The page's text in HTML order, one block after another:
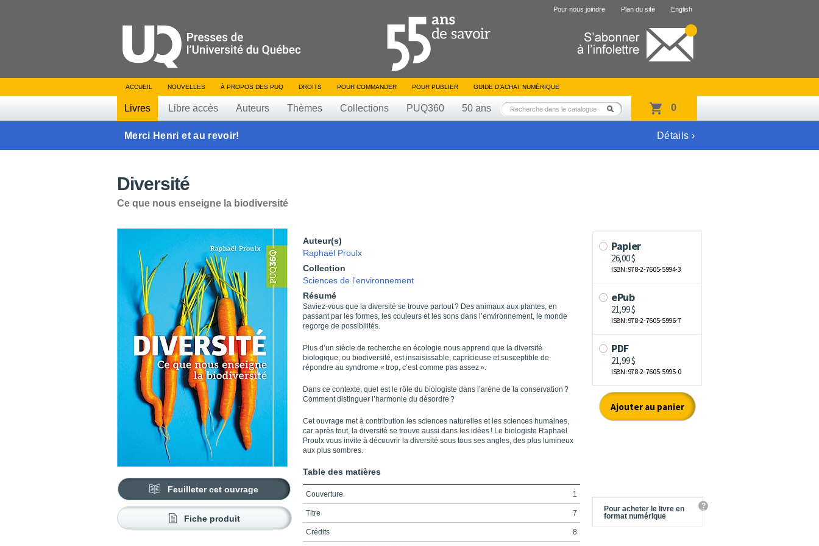
Pour nous joindre Plan du site English
ACCUEIL NOUVELLES À PROPOS DES PUQ DROITS POUR COMMANDER POUR PUBLIER GUIDE D’ACHAT NUMÉRIQUE
Livres Libre accès Auteurs Thèmes Collections PUQ360 50 ans 0
Merci Henri et au revoir! Détails ›
Diversité
Ce que nous enseigne la biodiversité
Feuilleter cet ouvrage
Fiche produit
Auteur(s)
Raphaël Proulx
Collection
Sciences de l'environnement
Résumé
Saviez-vous que la diversité se trouve partout ? Des animaux aux plantes, en
passant par les formes, les couleurs et les sons dans l’environnement, le monde
regorge de possibilités.
Plus d’un siècle de recherche en écologie nous apprend que la diversité
biologique, ou biodiversité, est insaisissable, capricieuse et susceptible de
répondre au syndrome « trop, c’est comme pas assez ».
Dans ce contexte, quel est le rôle du biologiste dans l’arène de la conservation ?
Comment distinguer l’harmonie du désordre ?
Cet ouvrage met à contribution les sciences naturelles et les sciences humaines,
car après tout, la diversité se trouve aussi dans les idées ! Le biologiste Raphaël
Proulx vous invite à découvrir la diversité sous tous ses angles, des plus lumineux
aux plus sombres.
Table des matières
Couverture 1
Titre 7
Crédits 8
Pour acheter le livre en
format numérique
?